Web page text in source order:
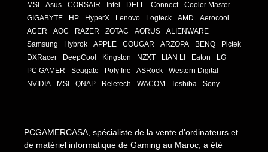
MSI Asus CORSAIR Intel DELL Connect
Cooler Master
GIGABYTE
HP HyperX Lenovo Logteck AMD
Aerocool
ACER
AOC RAZER ZOTAC AORUS
ALIENWARE
Samsung
Hybrok APPLE COUGAR ARZOPA BENQ
Pictek
DXRacer
DeepCool Kingston NZXT LIAN LI Eaton
LG
PC GAMER
Seagate Poly Inc ASRock
Western Digital
NVIDIA
MSI QNAP Reletech WACOM Toshiba Sony
PCGAMERCASA, spécialiste de la vente d'ordinateurs et
de matériel informatique de Gaming au Maroc, a été